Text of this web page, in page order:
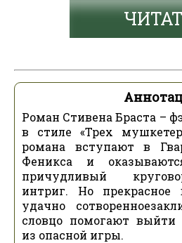
Роман Стивена Браста –
в стиле «Трех
романа вступают в
Феникса и
причудливый
интриг. Но прекрасное
удачно
словцо помогают выйти
из опасной игры.